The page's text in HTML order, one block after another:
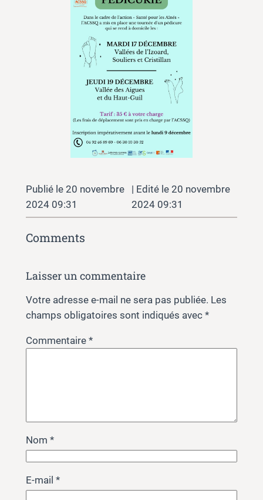
20 novembre
2024 09:31
20 novembre
2024 09:31
Comments
Laisser un commentaire
Votre adresse e-mail ne sera pas publiée. Les
champs obligatoires sont indiqués avec *
Commentaire *
Nom *
E-mail *